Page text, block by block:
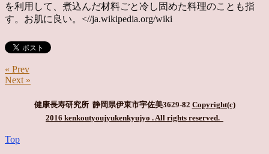
を利用して、煮込んだ材料ごと冷し固めた料理のことも指
す。お肌に良い。<//ja.wikipedia.org/wiki
« Prev
Next »
健康長寿研究所 静岡県伊東市宇佐美3629-82 Copyright(c)
2016 kenkoutyoujyukenkyujyo . All rights reserved.
Top